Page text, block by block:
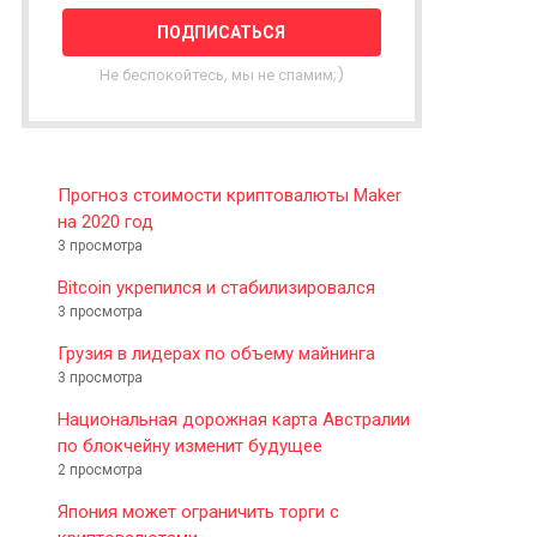
T
E
Не беспокойтесь, мы не спамим;)
Прогноз стоимости криптовалюты Maker
на 2020 год
3 просмотра
Bitcoin укрепился и стабилизировался
3 просмотра
Грузия в лидерах по объему майнинга
3 просмотра
Национальная дорожная карта Австралии
по блокчейну изменит будущее
2 просмотра
Япония может ограничить торги с